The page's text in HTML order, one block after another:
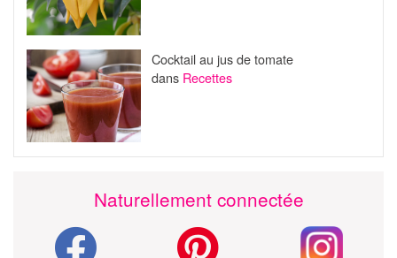
Cocktail au jus de tomate
dans Recettes
Naturellement connectée